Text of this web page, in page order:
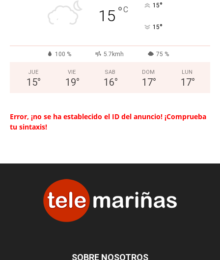
15 °C 15°
15°
100 % 5.7kmh 75 %
JUE
15°
VIE
19°
SAB
16°
DOM
17°
LUN
17°
Error, ¡no se ha establecido el ID del anuncio! ¡Comprueba
tu sintaxis!
SOBRE NOSOTROS